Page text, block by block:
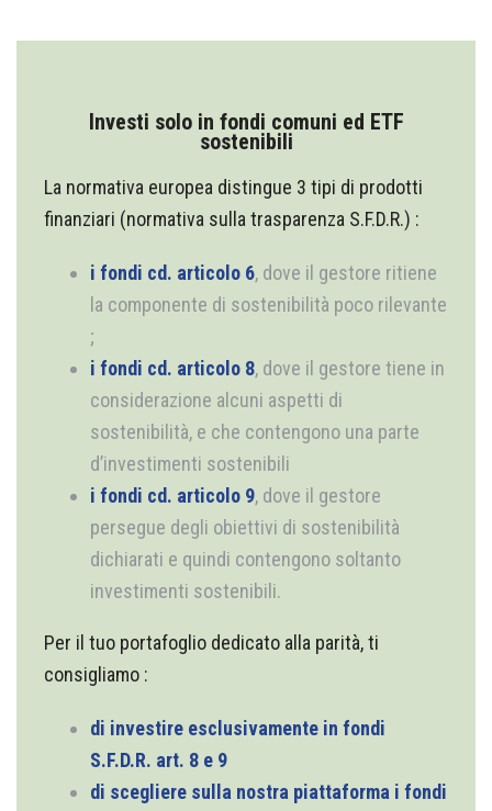
Investi solo in fondi comuni ed ETF
sostenibili
La normativa europea distingue 3 tipi di prodotti
finanziari (normativa sulla trasparenza S.F.D.R.) :
i fondi cd. articolo 6, dove il gestore ritiene
la componente di sostenibilità poco rilevante
;
i fondi cd. articolo 8, dove il gestore tiene in
considerazione alcuni aspetti di
sostenibilità, e che contengono una parte
d’investimenti sostenibili
i fondi cd. articolo 9, dove il gestore
persegue degli obiettivi di sostenibilità
dichiarati e quindi contengono soltanto
investimenti sostenibili.
Per il tuo portafoglio dedicato alla parità, ti
consigliamo :
di investire esclusivamente in fondi
S.F.D.R. art. 8 e 9
di scegliere sulla nostra piattaforma i fondi